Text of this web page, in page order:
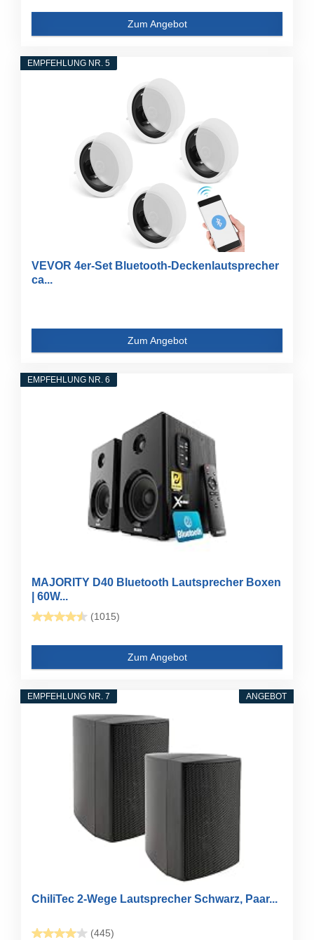
Zum Angebot
EMPFEHLUNG NR. 5
VEVOR 4er-Set Bluetooth-Deckenlautsprecher
ca...
Zum Angebot
EMPFEHLUNG NR. 6
MAJORITY D40 Bluetooth Lautsprecher Boxen
| 60W...
(1015)
Zum Angebot
ANGEBOT
EMPFEHLUNG NR. 7
ChiliTec 2-Wege Lautsprecher Schwarz, Paar...
(445)